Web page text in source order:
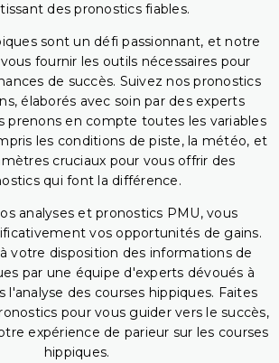
des pronostics fiables.
sont un défi passionnant, et notre
fournir les outils nécessaires pour
de succès. Suivez nos pronostics
élaborés avec soin par des experts
prenons en compte toutes les variables
les conditions de piste, la météo, et
cruciaux pour vous offrir des
qui font la différence.
analyses et pronostics PMU, vous
vos opportunités de gains.
votre disposition des informations de
par une équipe d'experts dévoués à
l'analyse des courses hippiques. Faites
pour vous guider vers le succès,
expérience de parieur sur les courses
hippiques.